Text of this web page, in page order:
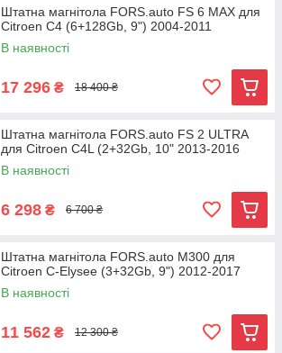
Штатна магнітола FORS.auto FS 6 MAX для
Citroen C4 (6+128Gb, 9") 2004-2011
В наявності
17 296 ₴ 18 400 ₴
Штатна магнітола FORS.auto FS 2 ULTRA
для Citroen C4L (2+32Gb, 10" 2013-2016
В наявності
6 298 ₴ 6 700 ₴
Штатна магнітола FORS.auto М300 для
Citroen C-Elysee (3+32Gb, 9") 2012-2017
В наявності
11 562 ₴ 12 300 ₴